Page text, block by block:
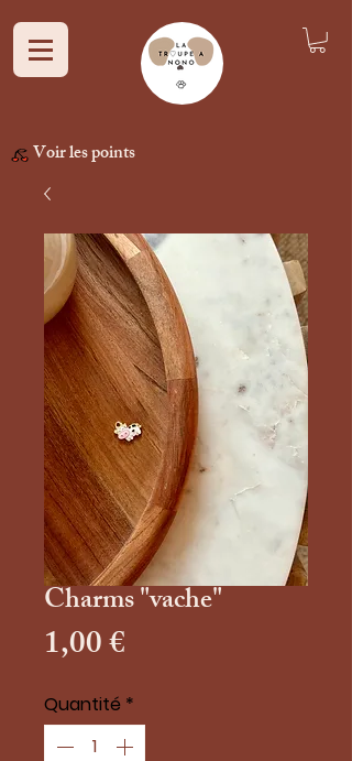
Voir les points
Charms "vache"
1,00 €
Quantité *